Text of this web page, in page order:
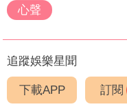
心聲
追蹤娛樂星聞
下載APP 訂閱